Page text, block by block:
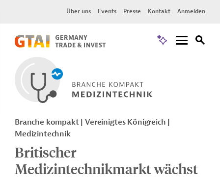
Über uns Events Presse Kontakt Anmelden
Branche kompakt | Vereinigtes Königreich |
Medizintechnik
Britischer
Medizintechnikmarkt wächst